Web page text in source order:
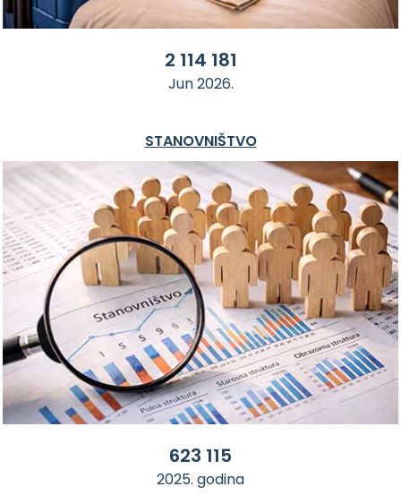
2 114 181
Jun 2026.
STANOVNIŠTVO
623 115
2025. godina